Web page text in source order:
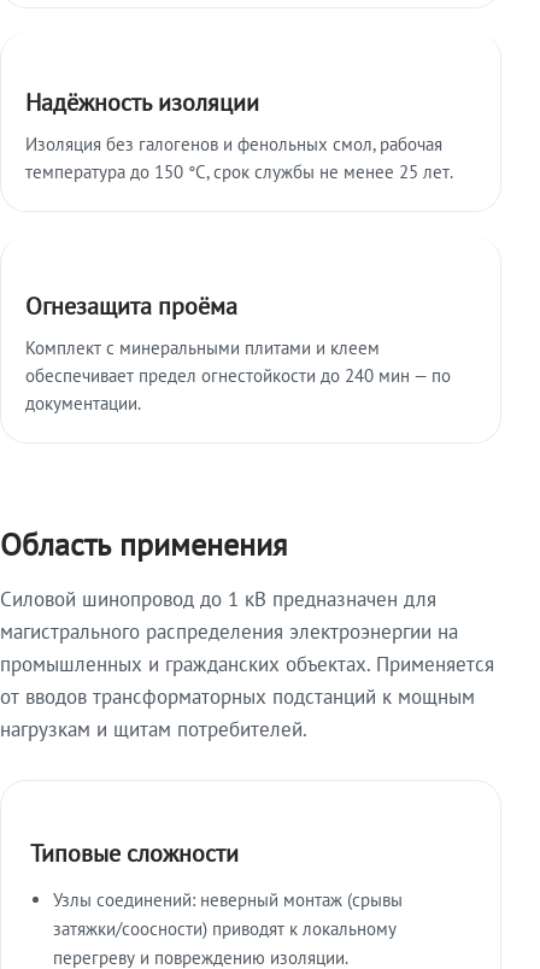
Надёжность изоляции
Изоляция без галогенов и фенольных смол, рабочая
температура до 150 °C, срок службы не менее 25 лет.
Огнезащита проёма
Комплект с минеральными плитами и клеем
обеспечивает предел огнестойкости до 240 мин — по
документации.
Область применения
Силовой шинопровод до 1 кВ предназначен для
магистрального распределения электроэнергии на
промышленных и гражданских объектах. Применяется
от вводов трансформаторных подстанций к мощным
нагрузкам и щитам потребителей.
Типовые сложности
Узлы соединений: неверный монтаж (срывы
затяжки/соосности) приводят к локальному
перегреву и повреждению изоляции.